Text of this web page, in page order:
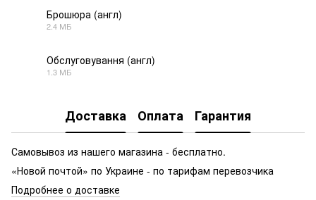
Брошюра (англ)
2.4 МБ
Обслуговування (англ)
1.3 МБ
Доставка Оплата Гарантия
Самовывоз из нашего магазина - бесплатно.
«Новой почтой» по Украине - по тарифам перевозчика
Подробнее о доставке